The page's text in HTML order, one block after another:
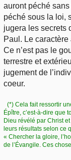
auront péché
péché sous la loi,
jugera les secrets
Paul. Le
Ce n’est pas le
terrestre et
jugement de
coeur.
(*) Cela fait ressortir
Épître, c’est-à-dire que
Dieu révélé par Christ
leurs résultats selon ce
« Chercher la gloire,
de l’Évangile. Ces